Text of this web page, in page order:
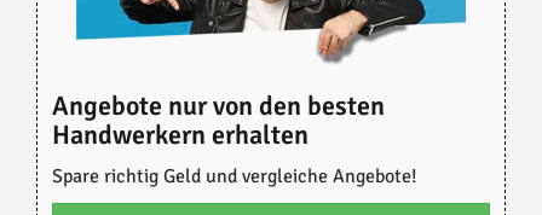
Angebote nur von den besten
Handwerkern erhalten
Spare richtig Geld und vergleiche Angebote!